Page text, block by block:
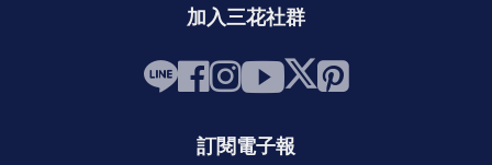
加入三花社群
訂閱電子報